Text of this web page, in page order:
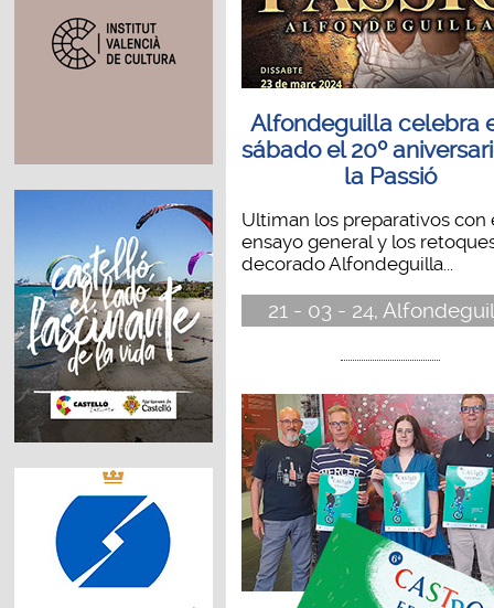
Alfondeguilla celebra
sábado el 20º
la Passió
Ultiman los preparativos con
ensayo general y los
decorado Alfondeguilla...
21 - 03 - 24,